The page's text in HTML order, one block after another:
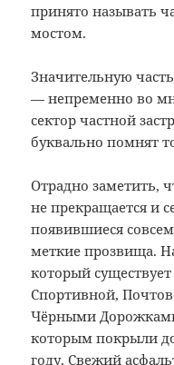
принято называть
мостом.
Значительную
— непременно во
сектор частной
буквально помнят
Отрадно заметить,
не прекращается и
появившиеся
меткие прозвища.
который
Спортивной,
Чёрными
которым покрыли
году. Свежий